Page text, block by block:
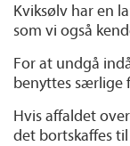
Kviksølv har en
som vi også
For at undgå
benyttes særlige
Hvis affaldet
det bortskaffes